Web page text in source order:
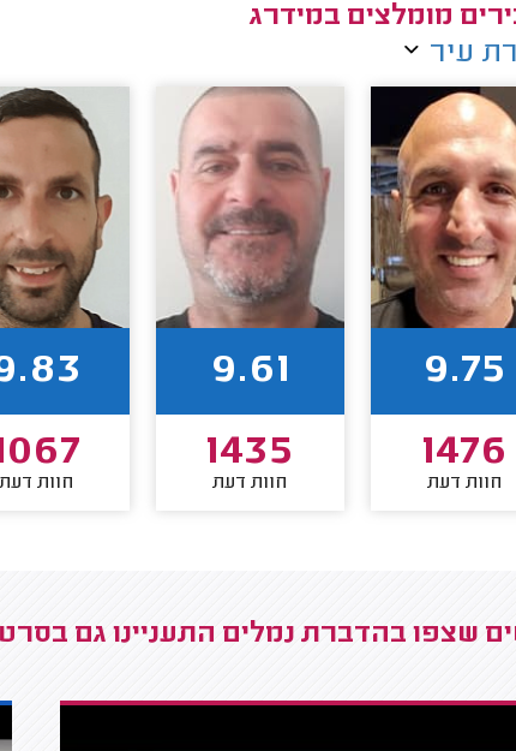
מומלצים במידרג
עיר
9.75
1476
חוות דעת
9.61
1435
חוות דעת חוות דעת
שצפו בהדברת נמלים התעניינו גם